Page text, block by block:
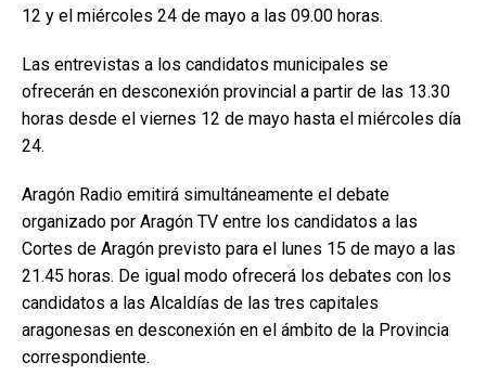
12 y el miércoles 24 de mayo a las 09.00 horas.
Las entrevistas a los candidatos municipales se
ofrecerán en desconexión provincial a partir de las 13.30
horas desde el viernes 12 de mayo hasta el miércoles día
24.
Aragón Radio emitirá simultáneamente el debate
organizado por Aragón TV entre los candidatos a las
Cortes de Aragón previsto para el lunes 15 de mayo a las
21.45 horas. De igual modo ofrecerá los debates con los
candidatos a las Alcaldías de las tres capitales
aragonesas en desconexión en el ámbito de la Provincia
correspondiente.